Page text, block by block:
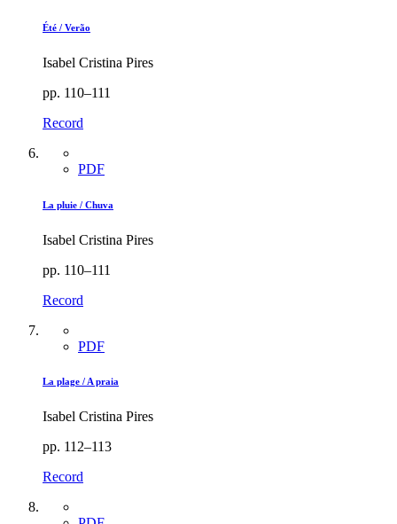
Été / Verão
Isabel Cristina Pires
pp. 110–111
Record
PDF
La pluie / Chuva
Isabel Cristina Pires
pp. 110–111
Record
PDF
La plage / A praia
Isabel Cristina Pires
pp. 112–113
Record